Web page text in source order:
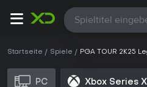
Alle
Startseite Spiele PGA TOUR 2K25
PC Xbox Series